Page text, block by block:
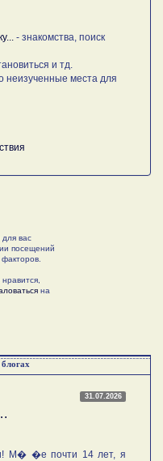
- знакомства, поиск
и тд.
неизученные места для
вас
посещений
на
31.07.2026
и! М� �е почти 14 лет, я